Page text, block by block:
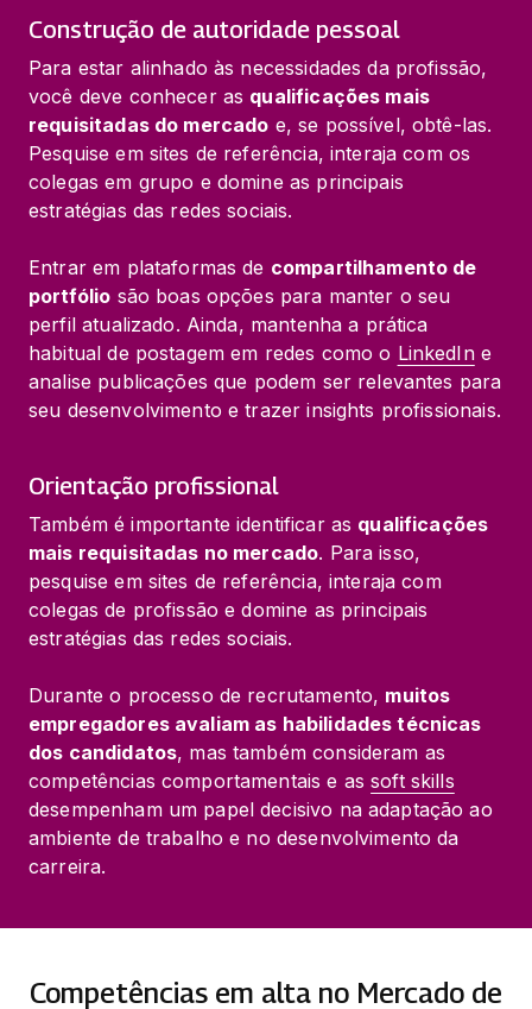
Construção de autoridade pessoal
Para estar alinhado às necessidades da profissão,
você deve conhecer as qualificações mais
requisitadas do mercado e, se possível, obtê-las.
Pesquise em sites de referência, interaja com os
colegas em grupo e domine as principais
estratégias das redes sociais.
Entrar em plataformas de compartilhamento de
portfólio são boas opções para manter o seu
perfil atualizado. Ainda, mantenha a prática
habitual de postagem em redes como o LinkedIn e
analise publicações que podem ser relevantes para
seu desenvolvimento e trazer insights profissionais.
Orientação profissional
Também é importante identificar as qualificações
mais requisitadas no mercado. Para isso,
pesquise em sites de referência, interaja com
colegas de profissão e domine as principais
estratégias das redes sociais.
Durante o processo de recrutamento, muitos
empregadores avaliam as habilidades técnicas
dos candidatos, mas também consideram as
competências comportamentais e as soft skills
desempenham um papel decisivo na adaptação ao
ambiente de trabalho e no desenvolvimento da
carreira.
Competências em alta no Mercado de